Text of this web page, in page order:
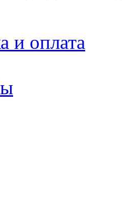
и оплата